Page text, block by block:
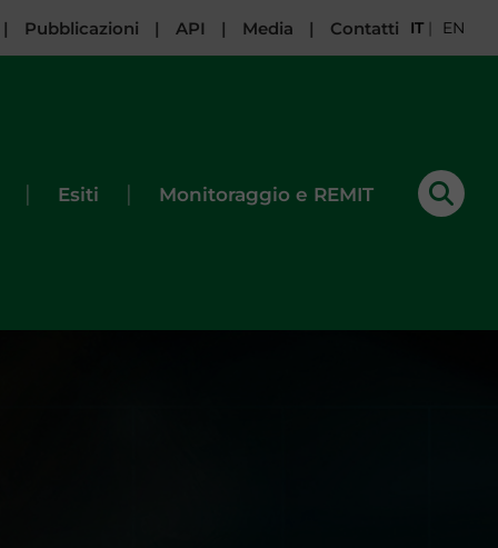
| Pubblicazioni | API | Media | Contatti IT | EN
| Esiti | Monitoraggio e REMIT